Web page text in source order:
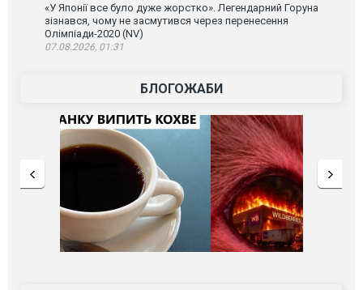
«У Японії все було дуже жорстко». Легендарний Горуна
зізнався, чому не засмутився через перенесення
Олімпіади-2020 (NV)
07.08.2026, 01:31
БЛОГОЖАБИ